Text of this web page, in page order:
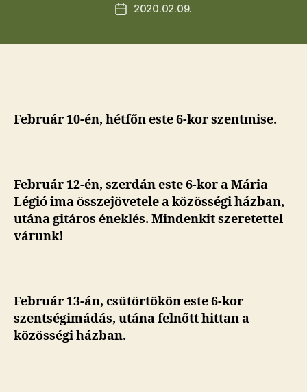
Bejegyzés
2020.02.09.
Február 10-én, hétfőn este 6-kor szentmise.
Február 12-én, szerdán este 6-kor a Mária
Légió ima összejövetele a közösségi házban,
utána gitáros éneklés. Mindenkit szeretettel
várunk!
Február 13-án, csütörtökön este 6-kor
szentségimádás, utána felnőtt hittan a
közösségi házban.